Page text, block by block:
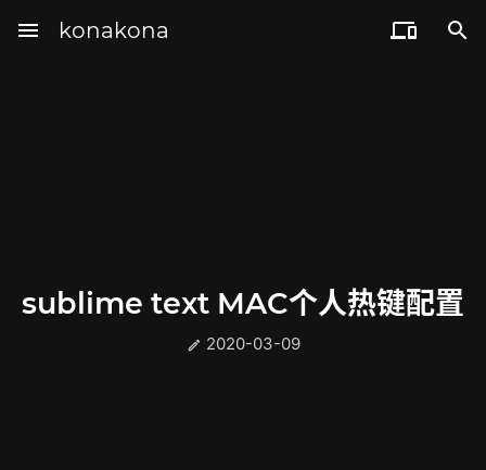
menu konakona  
sublime text MAC个人热键配置
 2020-03-09